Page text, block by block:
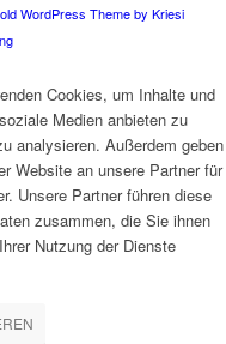
WordPress Theme by Kriesi
Cookies, um Inhalte und
Medien anbieten zu
analysieren. Außerdem geben
Website an unsere Partner für
Unsere Partner führen diese
zusammen, die Sie ihnen
Nutzung der Dienste